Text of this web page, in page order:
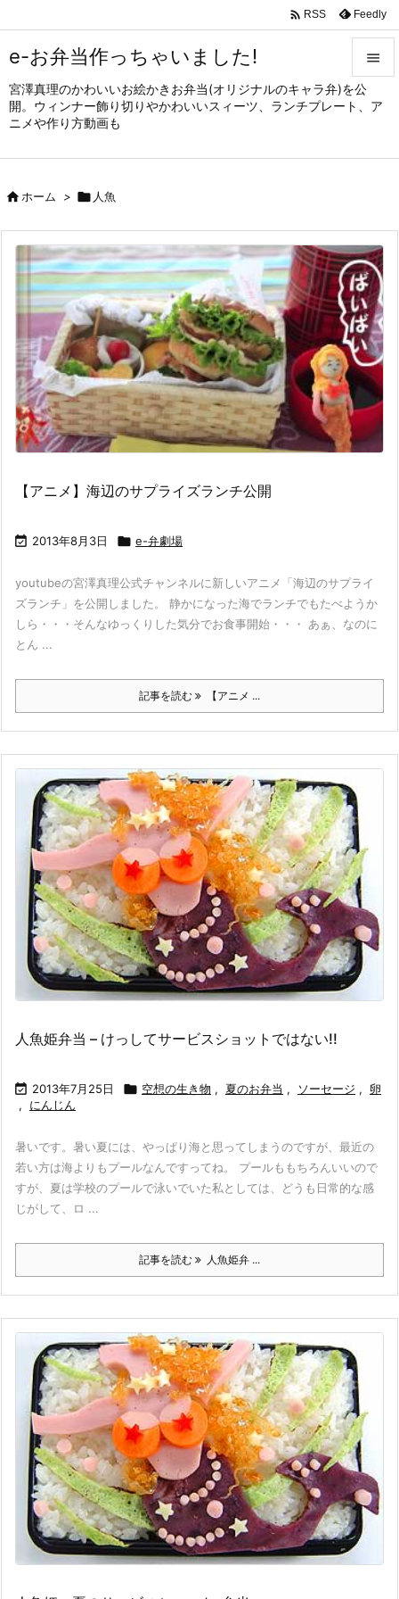
e-お弁当作っちゃいました!
宮澤真理のかわいいお絵かきお弁当(オリジナルのキャラ弁)を公
開。ウィンナー飾り切りやかわいいスィーツ、ランチプレート、ア
ニメや作り方動画も


メニュ
サイド

次へ

検索
 RSS Feedly
ホーム >  人魚
【アニメ】海辺のサプライズランチ公開
 2013年8月3日  e-弁劇場
youtubeの宮澤真理公式チャンネルに新しいアニメ「海辺のサプライ
ズランチ」を公開しました。 静かになった海でランチでもたべようか
しら・・・そんなゆっくりした気分でお食事開始・・・ あぁ、なのに
とん ...
記事を読む 【アニメ ...
人魚姫弁当 – けっしてサービスショットではない!!
 2013年7月25日  空想の生き物 , 夏のお弁当 , ソーセージ ,
卵
,
にんじん
暑いです。暑い夏には、やっぱり海と思ってしまうのですが、最近の
若い方は海よりもプールなんですってね。 プールももちろんいいので
すが、夏は学校のプールで泳いでいた私としては、どうも日常的な感
じがして、ロ ...
記事を読む 人魚姫弁 ...